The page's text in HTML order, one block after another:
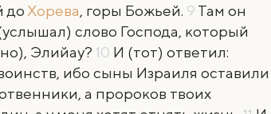
до Хорева, горы Божьей. 9 Там он
слово Господа, который
Элийау? 10 И (тот) ответил:
ибо сыны Израиля оставили
а пророков твоих